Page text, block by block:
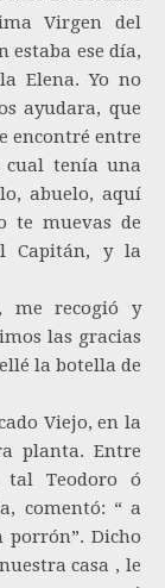
Virgen del
estaba ese día,
Elena. Yo no
ayudara, que
encontré entre
cual tenía una
abuelo, aquí
te muevas de
Capitán, y la
me recogió y
las gracias
la botella de
Viejo, en la
planta. Entre
Teodoro ó
comentó: “ a
Dicho
casa , le